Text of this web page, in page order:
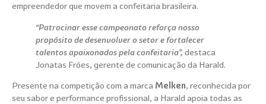
empreendedor que movem a confeitaria brasileira.
“Patrocinar esse campeonato reforça nosso
propósito de desenvolver o setor e fortalecer
talentos apaixonados pela confeitaria”, destaca
Jonatas Fróes, gerente de comunicação da Harald.
Presente na competição com a marca Melken, reconhecida por
seu sabor e performance profissional, a Harald apoia todas as